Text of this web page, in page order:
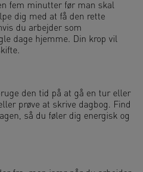
fem minutter før man skal
dig med at få den rette
du arbejder som
dage hjemme. Din krop vil
den tid på at gå en tur eller
prøve at skrive dagbog. Find
så du føler dig energisk og